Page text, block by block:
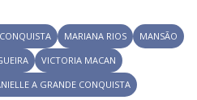
MARIANA RIOS
MANSÃO
VICTORIA MACAN
A GRANDE CONQUISTA